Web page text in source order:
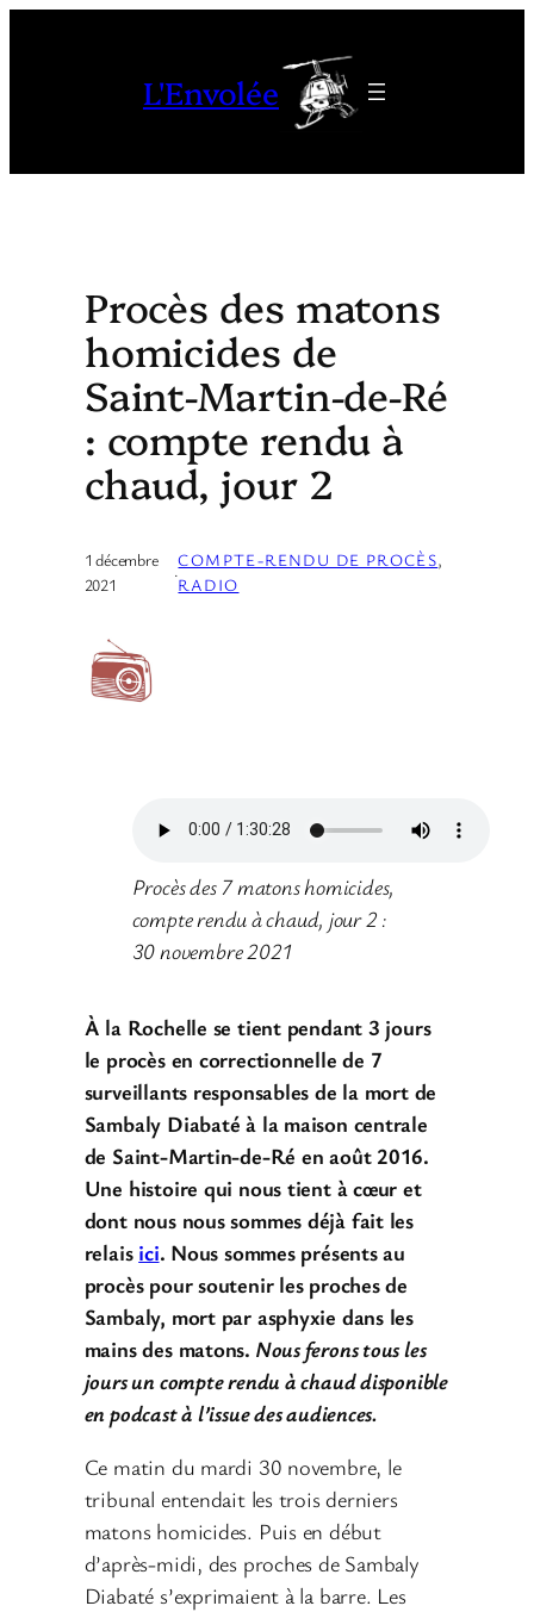
L'Envolée
Procès des matons
homicides de
Saint-Martin-de-Ré
: compte rendu à
chaud, jour 2
1 décembre
2021
·
COMPTE-RENDU DE PROCÈS
RADIO
Procès des 7 matons homicides,
compte rendu à chaud, jour 2 :
30 novembre 2021
À la Rochelle se tient pendant 3 jours
le procès en correctionnelle de 7
surveillants responsables de la mort de
Sambaly Diabaté à la maison centrale
de Saint-Martin-de-Ré en août 2016.
Une histoire qui nous tient à cœur et
dont nous nous sommes déjà fait les
relais ici. Nous sommes présents au
procès pour soutenir les proches de
Sambaly, mort par asphyxie dans les
mains des matons. Nous ferons tous les
jours un compte rendu à chaud disponible
en podcast à l’issue des audiences.
Ce matin du mardi 30 novembre, le
tribunal entendait les trois derniers
matons homicides. Puis en début
d’après-midi, des proches de Sambaly
Diabaté s’exprimaient à la barre. Les